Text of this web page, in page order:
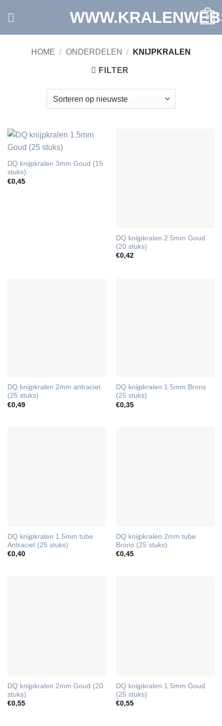
0
HOME / ONDERDELEN / KNIJPKRALEN
FILTER
DQ knijpkralen 3mm Goud (15
stuks)
€0,45
DQ knijpkralen 2.5mm Goud
(20 stuks)
€0,42
DQ knijpkralen 2mm antraciet
(25 stuks)
€0,49
DQ knijpkralen 1.5mm Brons
(25 stuks)
€0,35
DQ knijpkralen 1.5mm tube
Antraciet (25 stuks)
€0,40
DQ knijpkralen 2mm tube
Brons (25 stuks)
€0,45
DQ knijpkralen 2mm Goud (20
stuks)
€0,55
DQ knijpkralen 1.5mm Goud
(25 stuks)
€0,55